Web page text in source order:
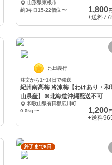
山形県東根市
約3キロ15-22個位 〜 1,800
+送料
池田義行
注文から1~14日で発送
紀州南高梅 冷凍梅【わけあり・和
山県産】※北海道沖縄配送不可
和歌山県有田郡広川町
0.5kg 〜 1,200
+送料
終了まで6日